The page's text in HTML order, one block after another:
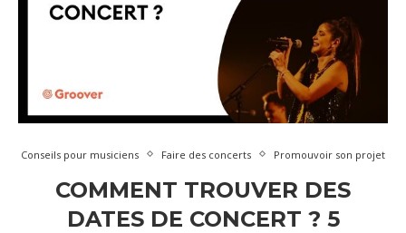
Conseils pour musiciens Faire des concerts Promouvoir son projet
COMMENT TROUVER DES
DATES DE CONCERT ? 5